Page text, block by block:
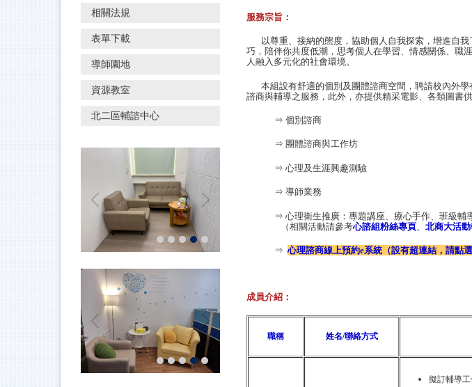
相關法規
表單下載
導師園地
資源教室
北二區輔諮中心
服務宗旨：
以尊重、接納的態度，協助個人自我探索，增進自我
巧，陪伴你共度低潮，思考個人在學習、情感關係、職
人融入多元化的社會環境。
本組設有舒適的個別及團體諮商空間，聘請校內外學
諮商與輔導之服務，此外，亦提供精采電影、各類圖書
⇒ 個別諮商
⇒ 團體諮商與工作坊
⇒ 心理及生涯興趣測驗
⇒ 導師業務
⇒ 心理衛生推廣：專題講座、療心手作、班級輔
（相關活動請參考心諮組粉絲專頁 北商大活
⇒ 心理諮商線上預約e系統 （設有超連結，請點選
成員介紹：
職稱 姓名/聯絡方式
擬訂輔導工